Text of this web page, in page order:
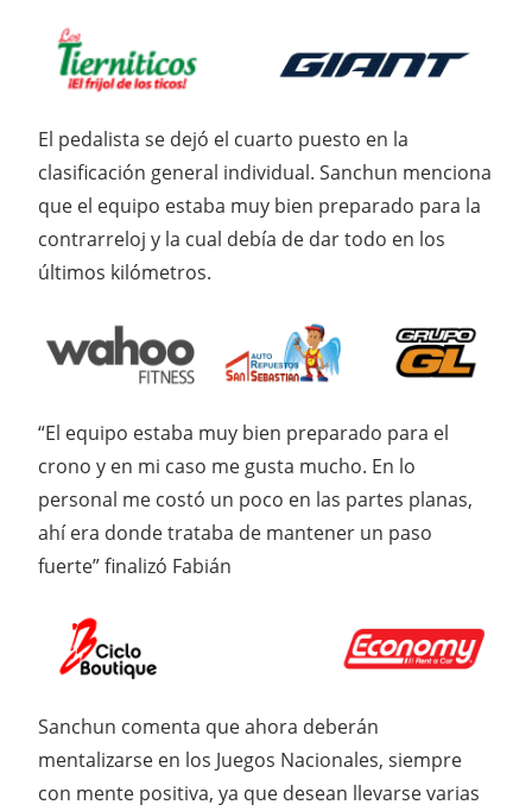
El pedalista se dejó el cuarto puesto en la
clasificación general individual. Sanchun menciona
que el equipo estaba muy bien preparado para la
contrarreloj y la cual debía de dar todo en los
últimos kilómetros.
“El equipo estaba muy bien preparado para el
crono y en mi caso me gusta mucho. En lo
personal me costó un poco en las partes planas,
ahí era donde trataba de mantener un paso
fuerte” finalizó Fabián
Sanchun comenta que ahora deberán
mentalizarse en los Juegos Nacionales, siempre
con mente positiva, ya que desean llevarse varias